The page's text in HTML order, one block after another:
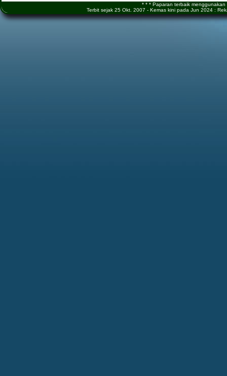
* * * Paparan terbaik
Terbit sejak 25 Okt. 2007 - Kemas kini pada Jun 2024 :